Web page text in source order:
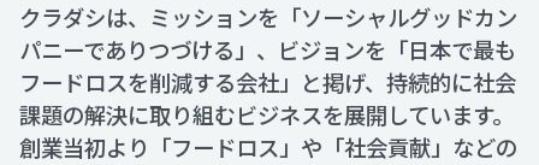
クラダシは、ミッションを「ソーシャルグッドカン
パニーでありつづける」、ビジョンを「日本で最も
フードロスを削減する会社」と掲げ、持続的に社会
課題の解決に取り組むビジネスを展開しています。
創業当初より「フードロス」や「社会貢献」などの